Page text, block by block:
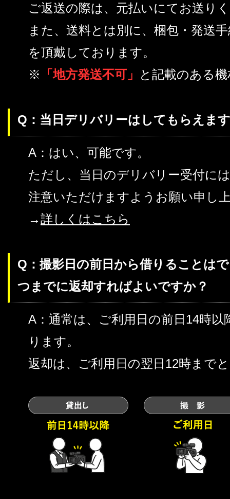
ご返送の際は、元払いにてお送り
また、送料とは別に、梱包・発送
を頂戴しております。
※
「地方発送不可」 と記載のある
Q：当日デリバリーはしてもらえま
A：はい、可能です。
ただし、当日のデリバリー受付に
注意いただけますようお願い申し
→詳しくはこちら
Q：撮影日の前日から借りることは
つまでに返却すればよいですか？
A：通常は、ご利用日の前日14時
ります。
返却は、ご利用日の翌日12時まで